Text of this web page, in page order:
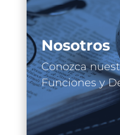
Nosotros
Conozca
Funciones y